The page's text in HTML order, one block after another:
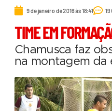
9 de janeiro de 2016 às 18:41
TIME EM
Chamusca faz
na montagem da